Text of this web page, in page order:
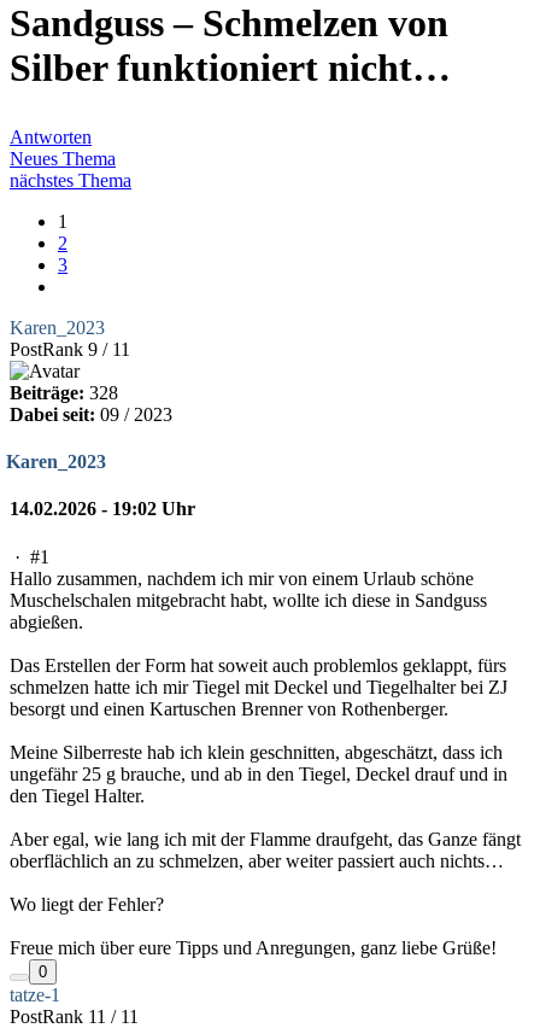
Sandguss – Schmelzen von
Silber funktioniert nicht…
Antworten
Neues Thema
nächstes Thema
1
2
3
Karen_2023
PostRank 9 / 11
Beiträge: 328
Dabei seit: 09 / 2023
Karen_2023
14.02.2026 - 19:02 Uhr
· #1
Hallo zusammen, nachdem ich mir von einem Urlaub schöne
Muschelschalen mitgebracht habt, wollte ich diese in Sandguss
abgießen.
Das Erstellen der Form hat soweit auch problemlos geklappt, fürs
schmelzen hatte ich mir Tiegel mit Deckel und Tiegelhalter bei ZJ
besorgt und einen Kartuschen Brenner von Rothenberger.
Meine Silberreste hab ich klein geschnitten, abgeschätzt, dass ich
ungefähr 25 g brauche, und ab in den Tiegel, Deckel drauf und in
den Tiegel Halter.
Aber egal, wie lang ich mit der Flamme draufgeht, das Ganze fängt
oberflächlich an zu schmelzen, aber weiter passiert auch nichts…
Wo liegt der Fehler?
Freue mich über eure Tipps und Anregungen, ganz liebe Grüße!
0
tatze-1
PostRank 11 / 11